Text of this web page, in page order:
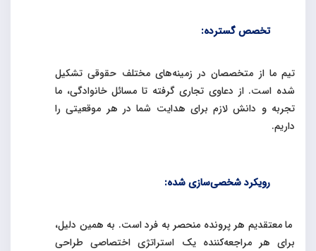
تخصص گسترده:
تیم ما از متخصصان در زمینه‌های مختلف حقوقی تشکیل
شده است. از دعاوی تجاری گرفته تا مسائل خانوادگی، ما
تجربه و دانش لازم برای هدایت شما در هر موقعیتی را
داریم.
رویکرد شخصی‌سازی شده:
ما معتقدیم هر پرونده منحصر به فرد است. به همین دلیل،
برای هر مراجعه‌کننده یک استراتژی اختصاصی طراحی